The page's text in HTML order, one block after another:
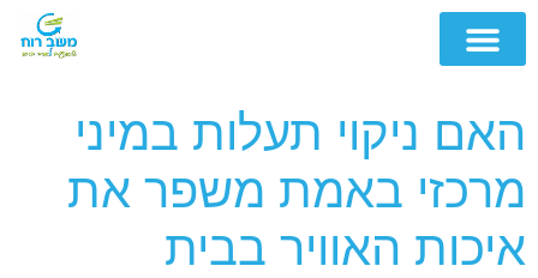
האם ניקוי תעלות במיני
מרכזי באמת משפר את
איכות האוויר בבית